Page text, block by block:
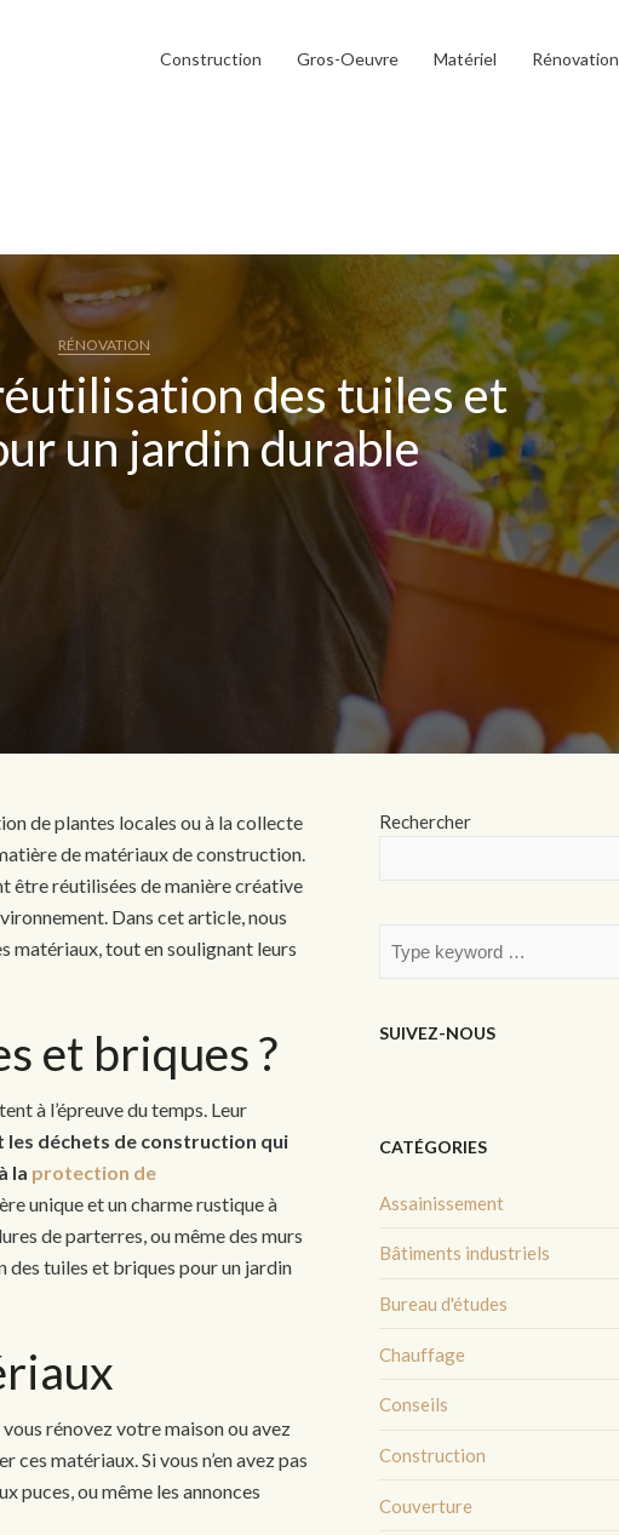
Construction Gros-Oeuvre Matériel Rénovation
RÉNOVATION
des tuiles et
un jardin durable
de plantes locales ou à la collecte
de matériaux de construction.
être réutilisées de manière créative
Dans cet article, nous
matériaux, tout en soulignant leurs
et briques ?
à l’épreuve du temps. Leur
les déchets de construction qui
la protection de
unique et un charme rustique à
de parterres, ou même des murs
tuiles et briques pour un jardin
vous rénovez votre maison ou avez
matériaux. Si vous n’en avez pas
puces, ou même les annonces
Rechercher
SUIVEZ-NOUS
CATÉGORIES
Assainissement
Bâtiments industriels
Bureau d'études
Chauffage
Conseils
Construction
Couverture